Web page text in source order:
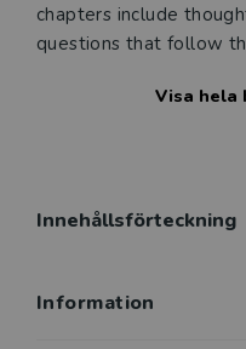
chapters include
questions that follow
Like its companion
history, not only by
‘Suggestions for
Visa hela
Innehållsförteckning
Information